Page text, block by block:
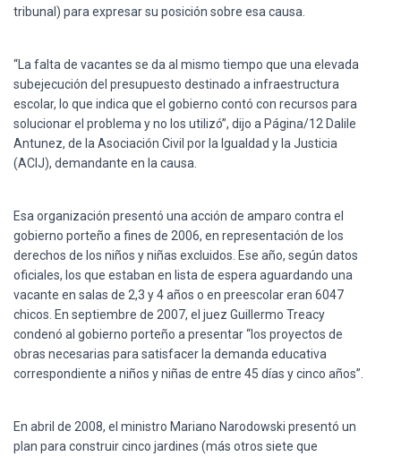
tribunal) para expresar su posición sobre esa causa.
“La falta de vacantes se da al mismo tiempo que una elevada
subejecución del presupuesto destinado a infraestructura
escolar, lo que indica que el gobierno contó con recursos para
solucionar el problema y no los utilizó”, dijo a Página/12 Dalile
Antunez, de la Asociación Civil por la Igualdad y la Justicia
(ACIJ), demandante en la causa.
Esa organización presentó una acción de amparo contra el
gobierno porteño a fines de 2006, en representación de los
derechos de los niños y niñas excluidos. Ese año, según datos
oficiales, los que estaban en lista de espera aguardando una
vacante en salas de 2,3 y 4 años o en preescolar eran 6047
chicos. En septiembre de 2007, el juez Guillermo Treacy
condenó al gobierno porteño a presentar “los proyectos de
obras necesarias para satisfacer la demanda educativa
correspondiente a niños y niñas de entre 45 días y cinco años”.
En abril de 2008, el ministro Mariano Narodowski presentó un
plan para construir cinco jardines (más otros siete que